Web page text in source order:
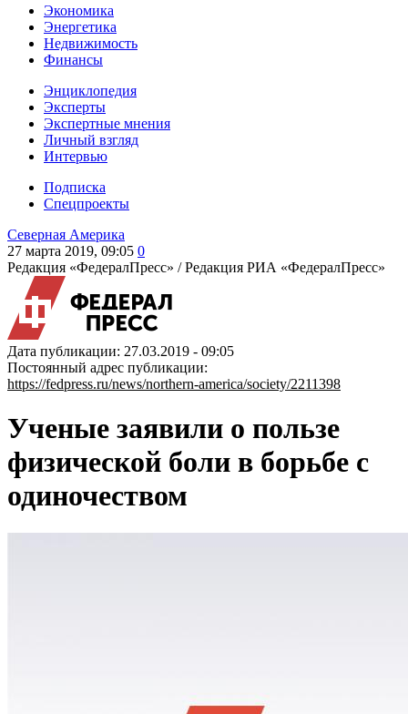
Экономика
Энергетика
Недвижимость
Финансы
Энциклопедия
Эксперты
Экспертные мнения
Личный взгляд
Интервью
Подписка
Спецпроекты
Северная Америка
27 марта 2019, 09:05 0
Редакция «ФедералПресс» /Редакция РИА «ФедералПресс»
Дата публикации: 27.03.2019 - 09:05
Постоянный адрес публикации:
https://fedpress.ru/news/northern-america/society/2211398
Ученые заявили о пользе
физической боли в борьбе с
одиночеством